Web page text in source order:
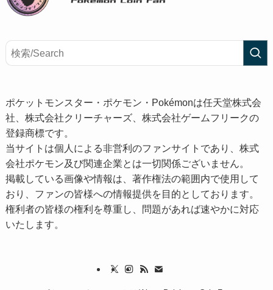
ポケットモンスター・ポケモン・Pokémonは任天堂株式会
社、株式会社クリーチャーズ、株式会社ゲームフリークの
登録商標です。
当サイトは個人による非営利のファンサイトであり、株式
会社ポケモン及び関連企業とは一切関係ございません。
掲載している画像や情報は、著作権法の範囲内で使用して
おり、ファンの皆様への情報提供を目的としております。
権利者の皆様の権利を尊重し、問題があれば速やかに対応
いたします。